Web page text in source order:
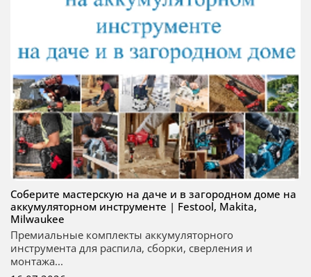
Соберите мастерскую на даче и в загородном доме на
аккумуляторном инструменте | Festool, Makita,
Milwaukee
Премиальные комплекты аккумуляторного
инструмента для распила, сборки, сверления и
монтажа...